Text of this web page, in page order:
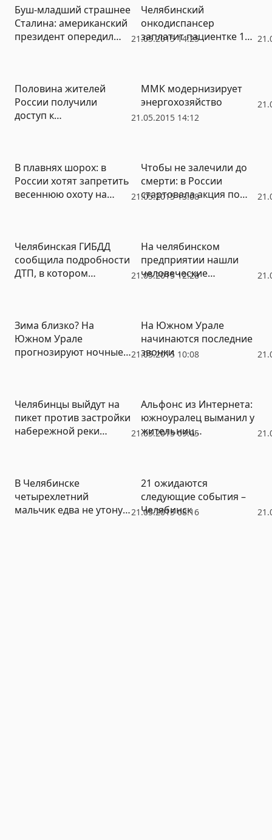
21.05.2015 14:25
Буш-младший страшнее
Сталина: американский
президент опередил
исторических
личностей
Челябинский
онкодиспансер
заплатит пациентке 117
21.05.2015 14:12
Половина жителей
России получили
доступ к
ММК модернизирует
энергохозяйство
21.05.2015 13:08
В плавнях шорох: в
России хотят запретить
весеннюю охоту на
Чтобы не залечили до
смерти: в России
стартовала акция по
врачей
21.05.2015 12:28
Челябинская ГИБДД
сообщила подробности
ДТП, в котором
транспорта
На челябинском
предприятии нашли
человеческие
21.05.2015 10:08
Зима близко? На
Южном Урале
прогнозируют ночные
На Южном Урале
начинаются последние
звонки
21.05.2015 09:05
Челябинцы выйдут на
пикет против застройки
набережной реки
Альфонс из Интернета:
южноуралец выманил у
жительниц
21.05.2015 08:16
В Челябинске
четырехлетний
мальчик едва не утонул
21 ожидаются
следующие события –
Челябинск